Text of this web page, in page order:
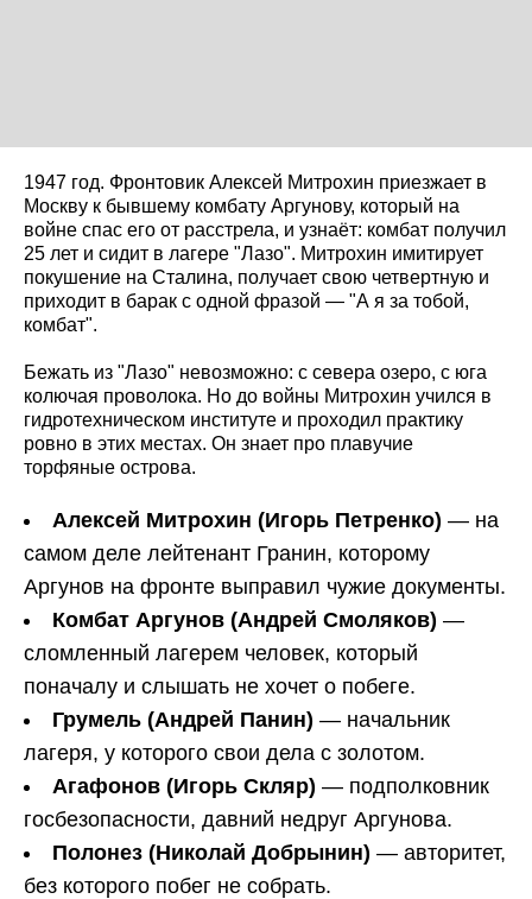
1947 год. Фронтовик Алексей Митрохин приезжает в
Москву к бывшему комбату Аргунову, который на
войне спас его от расстрела, и узнаёт: комбат получил
25 лет и сидит в лагере "Лазо". Митрохин имитирует
покушение на Сталина, получает свою четвертную и
приходит в барак с одной фразой — "А я за тобой,
комбат".
Бежать из "Лазо" невозможно: с севера озеро, с юга
колючая проволока. Но до войны Митрохин учился в
гидротехническом институте и проходил практику
ровно в этих местах. Он знает про плавучие
торфяные острова.
Алексей Митрохин (Игорь Петренко) — на
самом деле лейтенант Гранин, которому
Аргунов на фронте выправил чужие документы.
Комбат Аргунов (Андрей Смоляков) —
сломленный лагерем человек, который
поначалу и слышать не хочет о побеге.
Грумель (Андрей Панин) — начальник
лагеря, у которого свои дела с золотом.
Агафонов (Игорь Скляр) — подполковник
госбезопасности, давний недруг Аргунова.
Полонез (Николай Добрынин) — авторитет,
без которого побег не собрать.